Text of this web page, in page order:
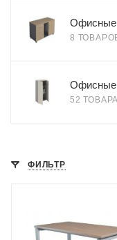
8
52 ТОВАРА
ФИЛЬТР